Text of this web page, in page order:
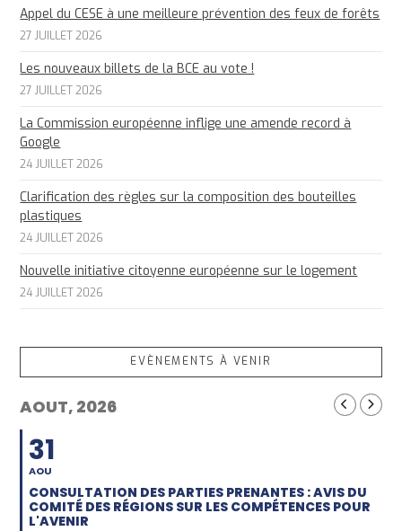
Appel du CESE à une meilleure prévention des feux de forêts
27 JUILLET 2026
Les nouveaux billets de la BCE au vote !
27 JUILLET 2026
La Commission européenne inflige une amende record à
Google
24 JUILLET 2026
Clarification des règles sur la composition des bouteilles
plastiques
24 JUILLET 2026
Nouvelle initiative citoyenne européenne sur le logement
24 JUILLET 2026
EVÈNEMENTS À VENIR
AOUT, 2026
31
AOU
CONSULTATION DES PARTIES PRENANTES : AVIS DU
COMITÉ DES RÉGIONS SUR LES COMPÉTENCES POUR
L'AVENIR